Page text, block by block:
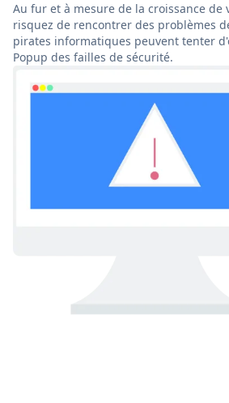
Au fur et à mesure de la croissance de
risquez de rencontrer des problèmes
pirates informatiques peuvent tenter
Popup des failles de sécurité.